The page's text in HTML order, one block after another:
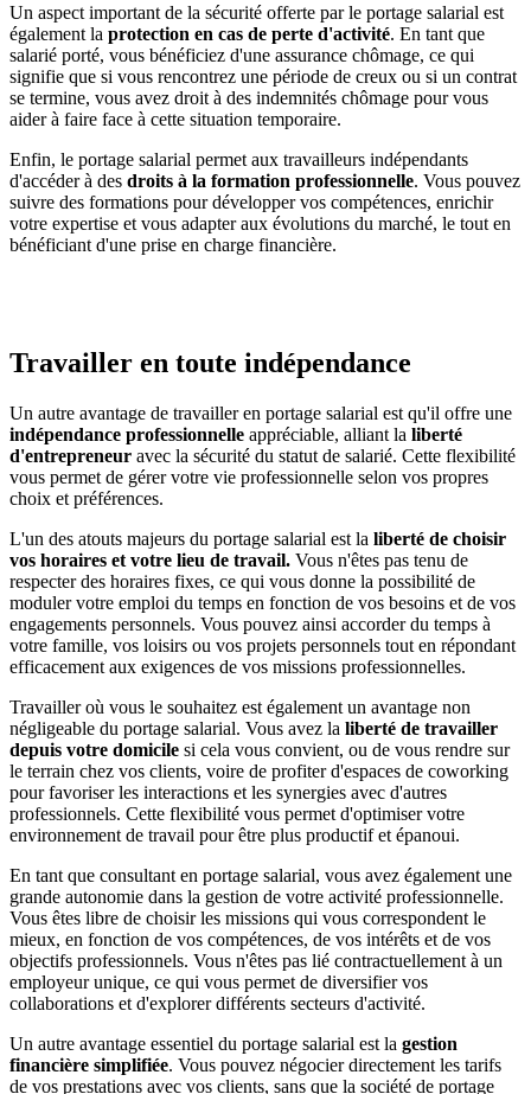
Un aspect important de la sécurité offerte par le portage salarial est
également la protection en cas de perte d'activité. En tant que
salarié porté, vous bénéficiez d'une assurance chômage, ce qui
signifie que si vous rencontrez une période de creux ou si un contrat
se termine, vous avez droit à des indemnités chômage pour vous
aider à faire face à cette situation temporaire.
Enfin, le portage salarial permet aux travailleurs indépendants
d'accéder à des droits à la formation professionnelle. Vous pouvez
suivre des formations pour développer vos compétences, enrichir
votre expertise et vous adapter aux évolutions du marché, le tout en
bénéficiant d'une prise en charge financière.
Travailler en toute indépendance
Un autre avantage de travailler en portage salarial est qu'il offre une
indépendance professionnelle appréciable, alliant la liberté
d'entrepreneur avec la sécurité du statut de salarié. Cette flexibilité
vous permet de gérer votre vie professionnelle selon vos propres
choix et préférences.
L'un des atouts majeurs du portage salarial est la liberté de choisir
vos horaires et votre lieu de travail. Vous n'êtes pas tenu de
respecter des horaires fixes, ce qui vous donne la possibilité de
moduler votre emploi du temps en fonction de vos besoins et de vos
engagements personnels. Vous pouvez ainsi accorder du temps à
votre famille, vos loisirs ou vos projets personnels tout en répondant
efficacement aux exigences de vos missions professionnelles.
Travailler où vous le souhaitez est également un avantage non
négligeable du portage salarial. Vous avez la liberté de travailler
depuis votre domicile si cela vous convient, ou de vous rendre sur
le terrain chez vos clients, voire de profiter d'espaces de coworking
pour favoriser les interactions et les synergies avec d'autres
professionnels. Cette flexibilité vous permet d'optimiser votre
environnement de travail pour être plus productif et épanoui.
En tant que consultant en portage salarial, vous avez également une
grande autonomie dans la gestion de votre activité professionnelle.
Vous êtes libre de choisir les missions qui vous correspondent le
mieux, en fonction de vos compétences, de vos intérêts et de vos
objectifs professionnels. Vous n'êtes pas lié contractuellement à un
employeur unique, ce qui vous permet de diversifier vos
collaborations et d'explorer différents secteurs d'activité.
Un autre avantage essentiel du portage salarial est la gestion
financière simplifiée. Vous pouvez négocier directement les tarifs
de vos prestations avec vos clients, sans que la société de portage